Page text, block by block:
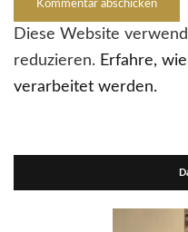
Diese Website
reduzieren. Erfahre,
verarbeitet werden.